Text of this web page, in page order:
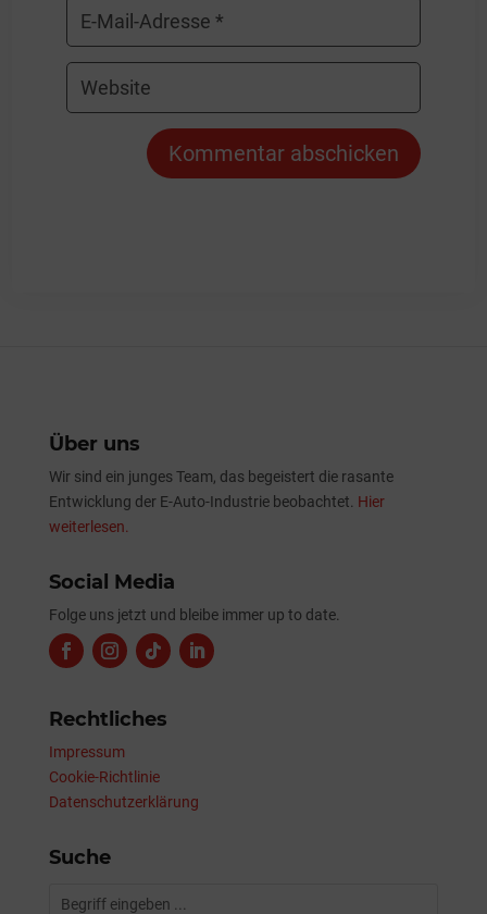
Kommentar abschicken
Über uns
Wir sind ein junges Team, das begeistert die rasante
Entwicklung der E-Auto-Industrie beobachtet. Hier
weiterlesen.
Social Media
Folge uns jetzt und bleibe immer up to date.
Rechtliches
Impressum
Cookie-Richtlinie
Datenschutzerklärung
Suche